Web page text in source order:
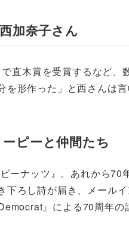
加奈子さん
で直木賞を受賞するなど、
形作った」と西さんは
ピーと仲間たち
ーナッツ』。あれから
ろし詩が届き、メール
』による70周年の